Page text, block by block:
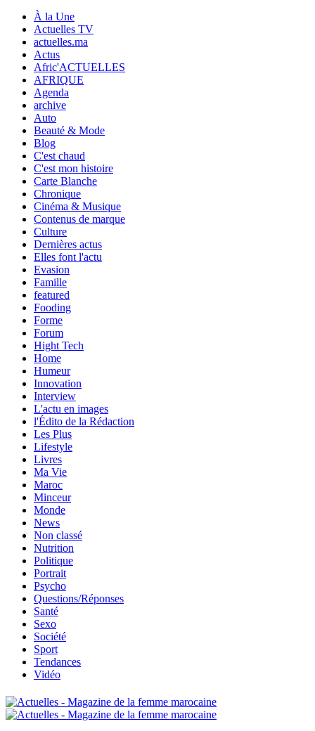
À la Une
Actuelles TV
actuelles.ma
Actus
Afric'ACTUELLES
AFRIQUE
Agenda
archive
Auto
Beauté & Mode
Blog
C'est chaud
C'est mon histoire
Carte Blanche
Chronique
Cinéma & Musique
Contenus de marque
Culture
Dernières actus
Elles font l'actu
Evasion
Famille
featured
Fooding
Forme
Forum
Hight Tech
Home
Humeur
Innovation
Interview
L'actu en images
l'Édito de la Rédaction
Les Plus
Lifestyle
Livres
Ma Vie
Maroc
Minceur
Monde
News
Non classé
Nutrition
Politique
Portrait
Psycho
Questions/Réponses
Santé
Sexo
Société
Sport
Tendances
Vidéo